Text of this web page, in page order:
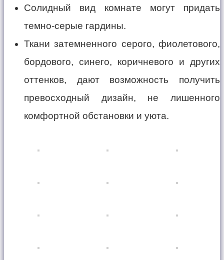
Солидный вид комнате могут придать
темно-серые гардины.
Ткани затемненного серого, фиолетового,
бордового, синего, коричневого и других
оттенков, дают возможность получить
превосходный дизайн, не лишенного
комфортной обстановки и уюта.